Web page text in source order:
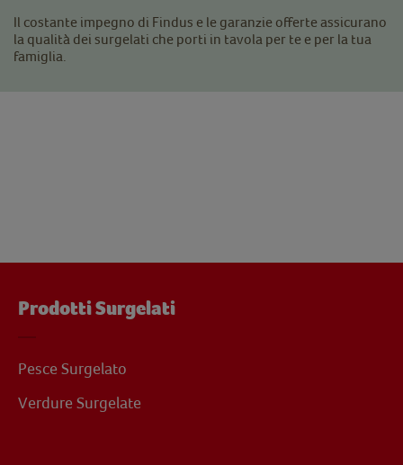
Il costante impegno di Findus e le garanzie offerte assicurano
la qualità dei surgelati che porti in tavola per te e per la tua
famiglia.
Prodotti Surgelati
Pesce Surgelato
Verdure Surgelate